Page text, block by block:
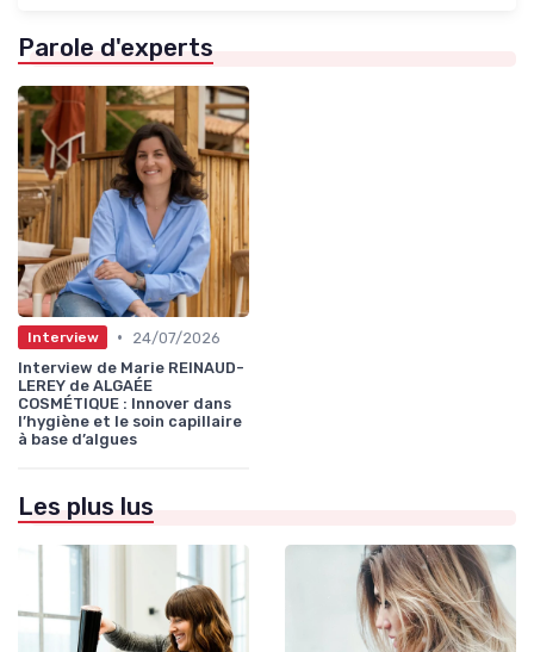
Parole d'experts
Interview •
24/07/2026
Interview de Marie REINAUD-
LEREY de ALGAÉE
COSMÉTIQUE : Innover dans
l’hygiène et le soin capillaire
à base d’algues
Les plus lus